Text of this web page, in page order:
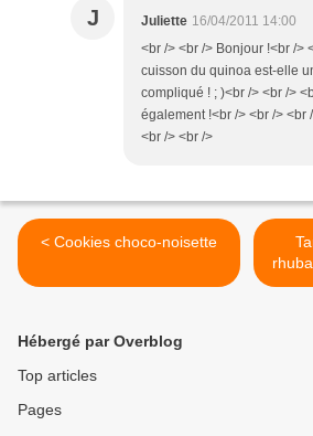
J Juliette 16/04/2011 14:00
<br /> <br /> Bonjour !<br />
cuisson du quinoa est-elle
compliqué ! ; )<br /> <br />
également !<br /> <br /> <br
<br /> <br />
< Cookies choco-noisette
Hébergé par Overblog
Top articles
Pages